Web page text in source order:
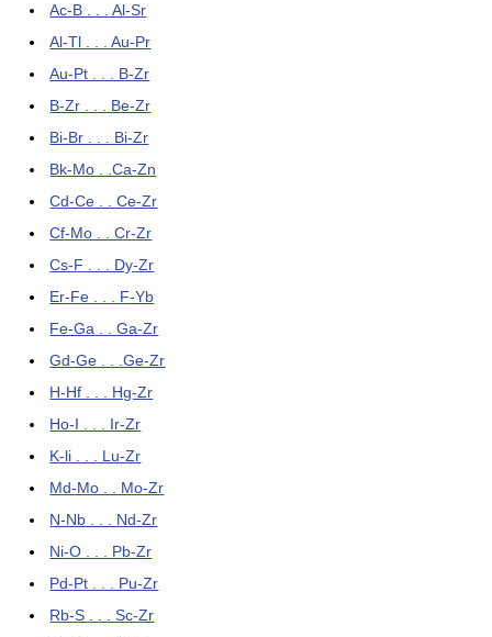
Ac-B . . . Al-Sr
Al-Tl . . . Au-Pr
Au-Pt . . . B-Zr
B-Zr . . . Be-Zr
Bi-Br . . . Bi-Zr
Bk-Mo . .Ca-Zn
Cd-Ce . . Ce-Zr
Cf-Mo . . Cr-Zr
Cs-F . . . Dy-Zr
Er-Fe . . . F-Yb
Fe-Ga . . Ga-Zr
Gd-Ge . . .Ge-Zr
H-Hf . . . Hg-Zr
Ho-I . . . Ir-Zr
K-li . . . Lu-Zr
Md-Mo . . Mo-Zr
N-Nb . . . Nd-Zr
Ni-O . . . Pb-Zr
Pd-Pt . . . Pu-Zr
Rb-S . . . Sc-Zr